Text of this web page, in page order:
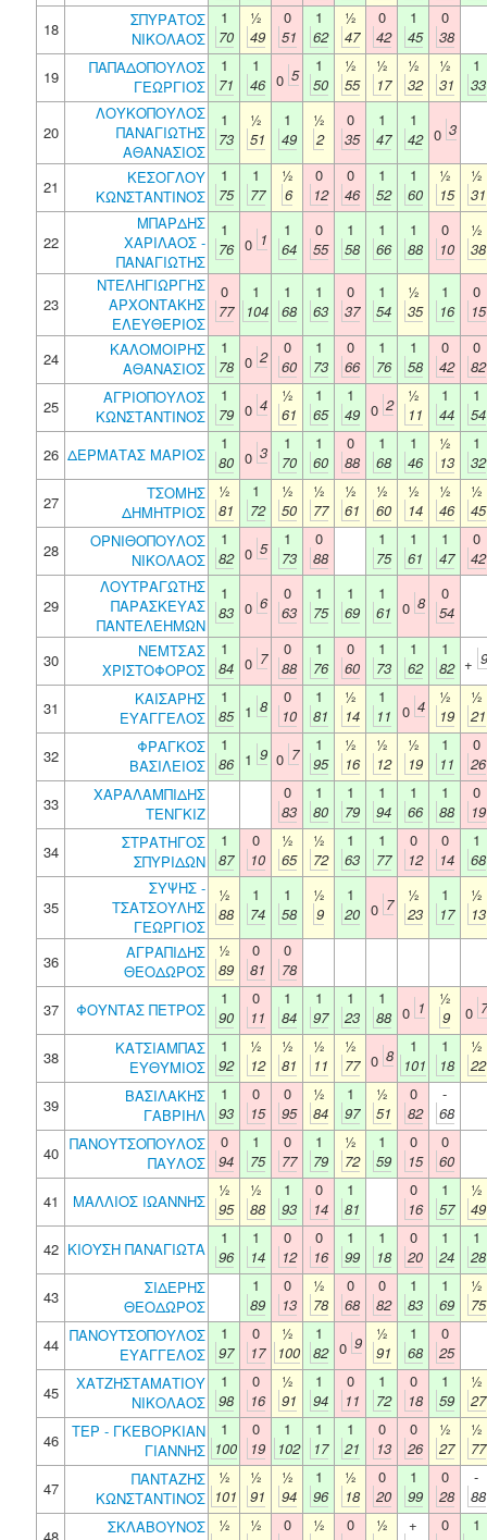
18
ΣΠΥΡΑΤΟΣ
ΝΙΚΟΛΑΟΣ
1
70
½
49
0
51
1
62
½
47
0
42
1
45
0
38
19
ΠΑΠΑΔΟΠΟΥΛΟΣ
ΓΕΩΡΓΙΟΣ
1
71
1
46 0 5
1
50
½
55
½
17
½
32
½
31
1
33
20
ΛΟΥΚΟΠΟΥΛΟΣ
ΠΑΝΑΓΙΩΤΗΣ
ΑΘΑΝΑΣΙΟΣ
1
73
½
51
1
49
½
2
0
35
1
47
1
42 0 3
21
ΚΕΣΟΓΛΟΥ
ΚΩΝΣΤΑΝΤΙΝΟΣ
1
75
1
77
½
6
0
12
0
46
1
52
1
60
½
15
½
31
22
ΜΠΑΡΔΗΣ
ΧΑΡΙΛΑΟΣ -
ΠΑΝΑΓΙΩΤΗΣ
1
76 0 1
1
64
0
55
1
58
1
66
1
88
0
10
½
38
23
ΝΤΕΛΗΓΙΩΡΓΗΣ
ΑΡΧΟΝΤΑΚΗΣ
ΕΛΕΥΘΕΡΙΟΣ
0
77
1
104
1
68
1
63
0
37
1
54
½
35
1
16
0
15
24
ΚΑΛΟΜΟΙΡΗΣ
ΑΘΑΝΑΣΙΟΣ
1
78 0 2
0
60
1
73
0
66
1
76
1
58
0
42
0
82
25
ΑΓΡΙΟΠΟΥΛΟΣ
ΚΩΝΣΤΑΝΤΙΝΟΣ
1
79 0 4
½
61
1
65
1
49 0 2
½
11
1
44
1
54
26 ΔΕΡΜΑΤΑΣ ΜΑΡΙΟΣ
1
80 0 3
1
70
1
60
0
88
1
68
1
46
½
13
1
32
27
ΤΣΟΜΗΣ
ΔΗΜΗΤΡΙΟΣ
½
81
1
72
½
50
½
77
½
61
½
60
½
14
½
46
½
45
28
ΟΡΝΙΘΟΠΟΥΛΟΣ
ΝΙΚΟΛΑΟΣ
1
82 0 5
1
73
0
88
1
75
1
61
1
47
0
42
29
ΛΟΥΤΡΑΓΩΤΗΣ
ΠΑΡΑΣΚΕΥΑΣ
ΠΑΝΤΕΛΕΗΜΩΝ
1
83 0 6
0
63
1
75
1
69
1
61 0 8
0
54
30
ΝΕΜΤΣΑΣ
ΧΡΙΣΤΟΦΟΡΟΣ
1
84 0 7
0
88
1
76
0
60
1
73
1
62
1
82 + 9
31
ΚΑΙΣΑΡΗΣ
ΕΥΑΓΓΕΛΟΣ
1
85
1 8
0
10
1
81
½
14
1
11 0 4
½
19
½
21
32
ΦΡΑΓΚΟΣ
ΒΑΣΙΛΕΙΟΣ
1
86
1 9 0 7
1
95
½
16
½
12
½
19
1
11
0
26
33
ΧΑΡΑΛΑΜΠΙΔΗΣ
ΤΕΝΓΚΙΖ
0
83
1
80
1
79
1
94
1
66
1
88
0
19
34
ΣΤΡΑΤΗΓΟΣ
ΣΠΥΡΙΔΩΝ
1
87
0
10
½
65
½
72
1
63
1
77
0
12
0
14
1
68
35
ΣΥΨΗΣ -
ΤΣΑΤΣΟΥΛΗΣ
ΓΕΩΡΓΙΟΣ
½
88
1
74
1
58
½
9
1
20 0 7
½
23
1
17
½
13
36
ΑΓΡΑΠΙΔΗΣ
ΘΕΟΔΩΡΟΣ
½
89
0
81
0
78
37
ΦΟΥΝΤΑΣ ΠΕΤΡΟΣ
1
90
0
11
1
84
1
97
1
23
1
88 0 1
½
9
0 7
38
ΚΑΤΣΙΑΜΠΑΣ
ΕΥΘΥΜΙΟΣ
1
92
½
12
½
81
½
11
½
77 0 8
1
101
1
18
½
22
39
ΒΑΣΙΛΑΚΗΣ
ΓΑΒΡΙΗΛ
1
93
0
15
0
95
½
84
1
97
½
51
0
82
-
68
40 ΠΑΝΟΥΤΣΟΠΟΥΛΟΣ
ΠΑΥΛΟΣ
0
94
1
75
0
77
1
79
½
72
1
59
0
15
0
60
41
ΜΑΛΛΙΟΣ ΙΩΑΝΝΗΣ
½
95
½
88
1
93
0
14
1
81
0
16
1
57
½
49
42 ΚΙΟΥΣΗ ΠΑΝΑΓΙΩΤΑ
1
96
1
14
0
12
0
16
1
99
1
18
0
20
1
24
1
28
43
ΣΙΔΕΡΗΣ
ΘΕΟΔΩΡΟΣ
1
89
0
13
½
78
0
68
0
82
1
83
1
69
½
75
44 ΠΑΝΟΥΤΣΟΠΟΥΛΟΣ
ΕΥΑΓΓΕΛΟΣ
1
97
0
17
½
100
1
82 0 9
½
91
1
68
0
25
45
ΧΑΤΖΗΣΤΑΜΑΤΙΟΥ
ΝΙΚΟΛΑΟΣ
1
98
0
16
½
91
1
94
0
11
1
72
0
18
1
59
½
27
46
ΤΕΡ - ΓΚΕΒΟΡΚΙΑΝ
ΓΙΑΝΝΗΣ
1
100
0
19
1
102
1
17
1
21
0
13
0
26
½
27
½
77
47
ΠΑΝΤΑΖΗΣ
ΚΩΝΣΤΑΝΤΙΝΟΣ
½
101
½
91
½
94
1
96
½
18
0
20
1
99
0
28
-
88
ΣΚΛΑΒΟΥΝΟΣ
½
½
0
½
0
½
+
0
1